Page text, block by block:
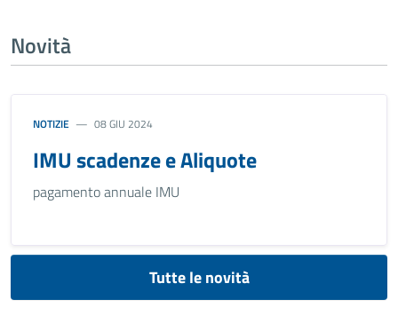
Novità
NOTIZIE 08 GIU 2024
IMU scadenze e Aliquote
pagamento annuale IMU
Tutte le novità